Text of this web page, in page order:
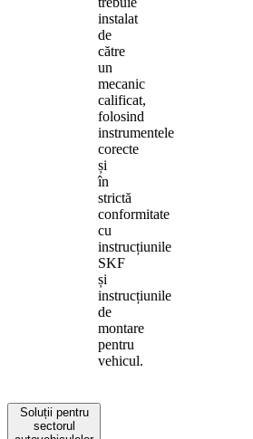
instalat
de
către
un
mecanic
calificat,
folosind
instrumentele
corecte
și
în
strictă
conformitate
cu
instrucțiunile
SKF
și
instrucțiunile
de
montare
pentru
vehicul.
Soluții pentru
sectorul